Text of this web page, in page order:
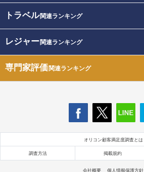
トラベル関連ランキング
レジャー関連ランキング
専門家評価関連ランキング
オリコン顧客満足度調査とは
調査方法 掲載規約
会社概要 個人情報保護方針